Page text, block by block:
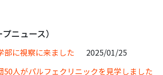
ニュース）
に視察に来ました
2025/01/25
50人がパルフェクリニックを見学しました